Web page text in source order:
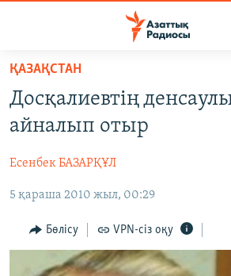
Skip
main
content
to
Navigation
САЯСАТ
ҚАҢТАР ОҚИҒАСЫ
АДАМ ҚҰҚЫҚТАРЫ
ӘЛЕУМЕТ
ҚАЗАҚСТАН
Досқалиевтің
айналып отыр
Есенбек БАЗАРҚҰЛ
5 қараша 2010 жыл, 00:29
Бөлісу VPN-сіз оқу